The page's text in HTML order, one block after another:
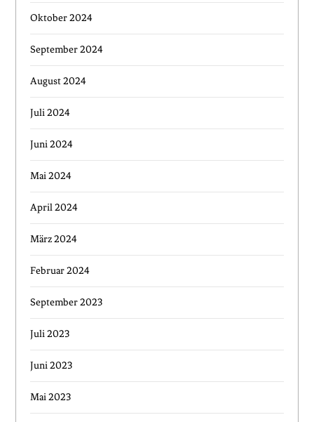
Oktober 2024
September 2024
August 2024
Juli 2024
Juni 2024
Mai 2024
April 2024
März 2024
Februar 2024
September 2023
Juli 2023
Juni 2023
Mai 2023